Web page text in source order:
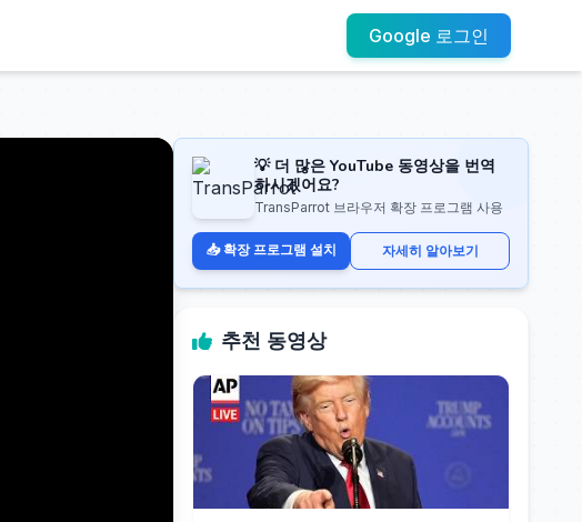
Google 로그인
💡 더 많은 YouTube 동영상을 번역
하시겠어요?
TransParrot 브라우저 확장 프로그램 사용
📥 확장 프로그램 설치 자세히 알아보기
추천 동영상